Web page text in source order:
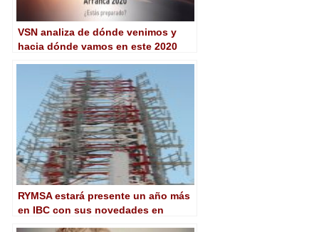
VSN analiza de dónde venimos y
hacia dónde vamos en este 2020
RYMSA estará presente un año más
en IBC con sus novedades en